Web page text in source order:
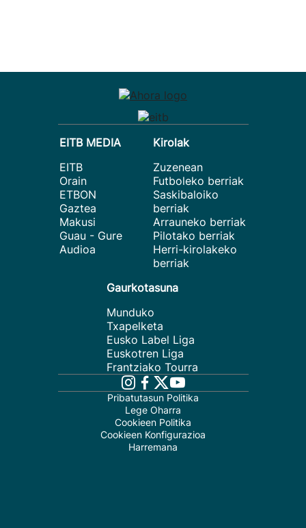
EITB MEDIA
EITB
Orain
ETBON
Gaztea
Makusi
Guau - Gure
Audioa
Kirolak
Zuzenean
Futboleko berriak
Saskibaloiko
berriak
Arrauneko berriak
Pilotako berriak
Herri-kirolakeko
berriak
Gaurkotasuna
Munduko
Txapelketa
Eusko Label Liga
Euskotren Liga
Frantziako Tourra
Pribatutasun Politika
Lege Oharra
Cookieen Politika
Cookieen Konfigurazioa
Harremana